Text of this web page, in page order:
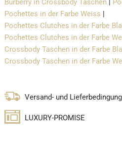
Burberry in Crossbody Taschen |
Pochettes in der Farbe Weiss |
Pochettes Clutches in der Farbe
Pochettes Clutches in der Farbe
Crossbody Taschen in der Farbe
Crossbody Taschen in der Farbe
Versand- und
LUXURY-PROMISE